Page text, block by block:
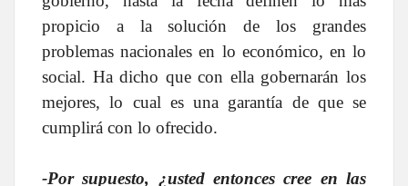
propicio a la solución de los grandes
problemas nacionales en lo económico, en lo
social. Ha dicho que con ella gobernarán los
mejores, lo cual es una garantía de que se
cumplirá con lo ofrecido.
-Por supuesto, ¿usted entonces cree en las